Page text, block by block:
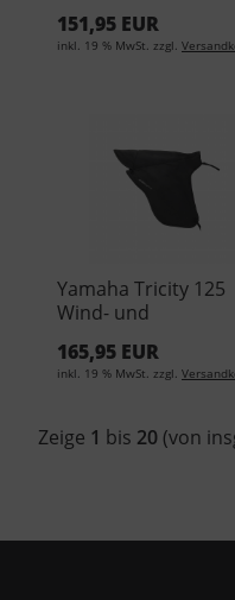
151,95 EUR
inkl. 19 % MwSt. zzgl.
Yamaha Tricity 125
Wind- und
F47L0-00-00
165,95 EUR
inkl. 19 % MwSt. zzgl.
Zeige 1 bis 20 (von